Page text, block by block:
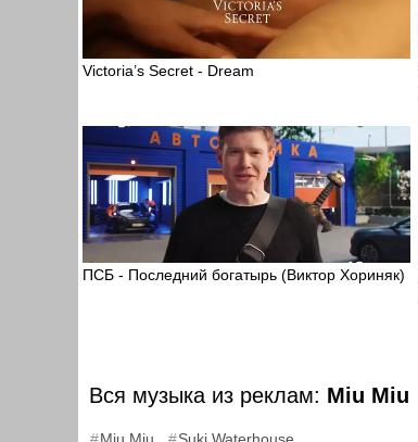
Victoria’s Secret - Dream
ПСБ - Последний богатырь (Виктор Хориняк)
Вся музыка из реклам: Miu Miu